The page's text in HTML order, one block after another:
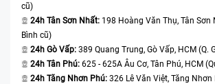
cũ)
24h Tân Sơn Nhất: 198 Hoàng Văn Thụ, Tân Sơn
Bình cũ)
24h Gò Vấp: 389 Quang Trung, Gò Vấp, HCM (Q.
24h Tân Phú: 625 - 625A Âu Cơ, Tân Phú, HCM
24h Tăng Nhơn Phú: 326 Lê Văn Việt, Tăng Nhơn